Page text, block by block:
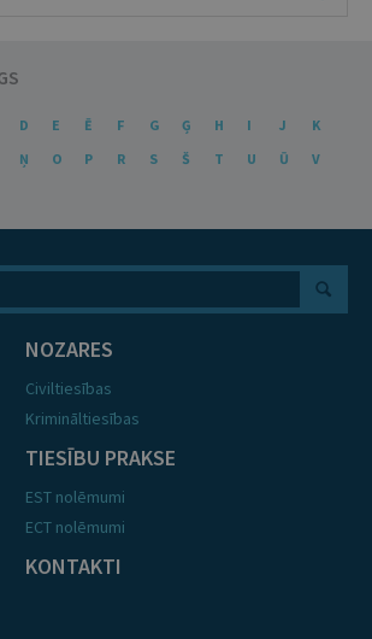
D E Ē F G Ģ H I J
K
Ņ O P R S Š T U Ū
V
NOZARES
Civiltiesības
Krimināltiesības
TIESĪBU PRAKSE
EST nolēmumi
ECT nolēmumi
KONTAKTI